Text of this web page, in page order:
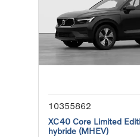
10355862
XC40 Core Limited
hybride (MHEV)